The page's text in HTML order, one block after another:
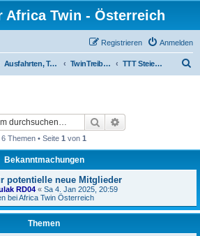
Africa Twin - Österreich
Anmelden
Registrieren
Ausfahrten, Treffen und Reisen TwinTreiberTreffen TTT Steiermark
Suche
6 Themen • Seite 1 von 1
Bekanntmachungen
potentielle neue Mitglieder
RD04 « Sa 4. Jan 2025, 20:59
bei Africa Twin Österreich
Themen